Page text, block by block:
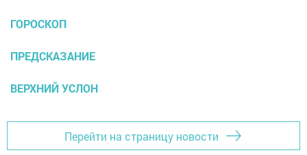
ГОРОСКОП
ПРЕДСКАЗАНИЕ
ВЕРХНИЙ УСЛОН
Перейти на страницу новости